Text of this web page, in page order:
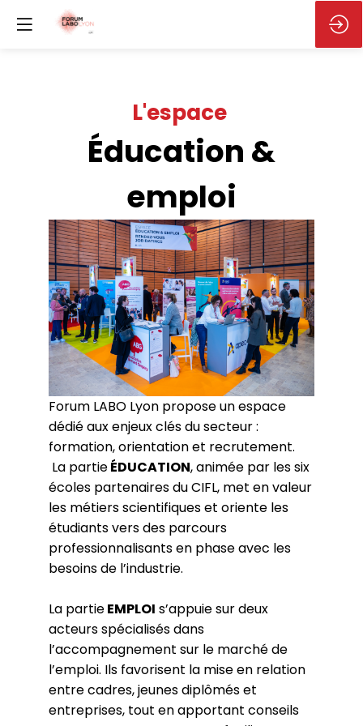
L'espace
Éducation &
emploi
Forum LABO Lyon propose un espace
dédié aux enjeux clés du secteur :
formation, orientation et recrutement.
La partieÉDUCATION, animée par les six
écoles partenaires du CIFL, met en valeur
les métiers scientifiques et oriente les
étudiants vers des parcours
professionnalisants en phase avec les
besoins de l’industrie.
La partieEMPLOI s’appuie sur deux
acteurs spécialisés dans
l’accompagnement sur le marché de
l’emploi. Ils favorisent la mise en relation
entre cadres, jeunes diplômés et
entreprises, tout en apportant conseils